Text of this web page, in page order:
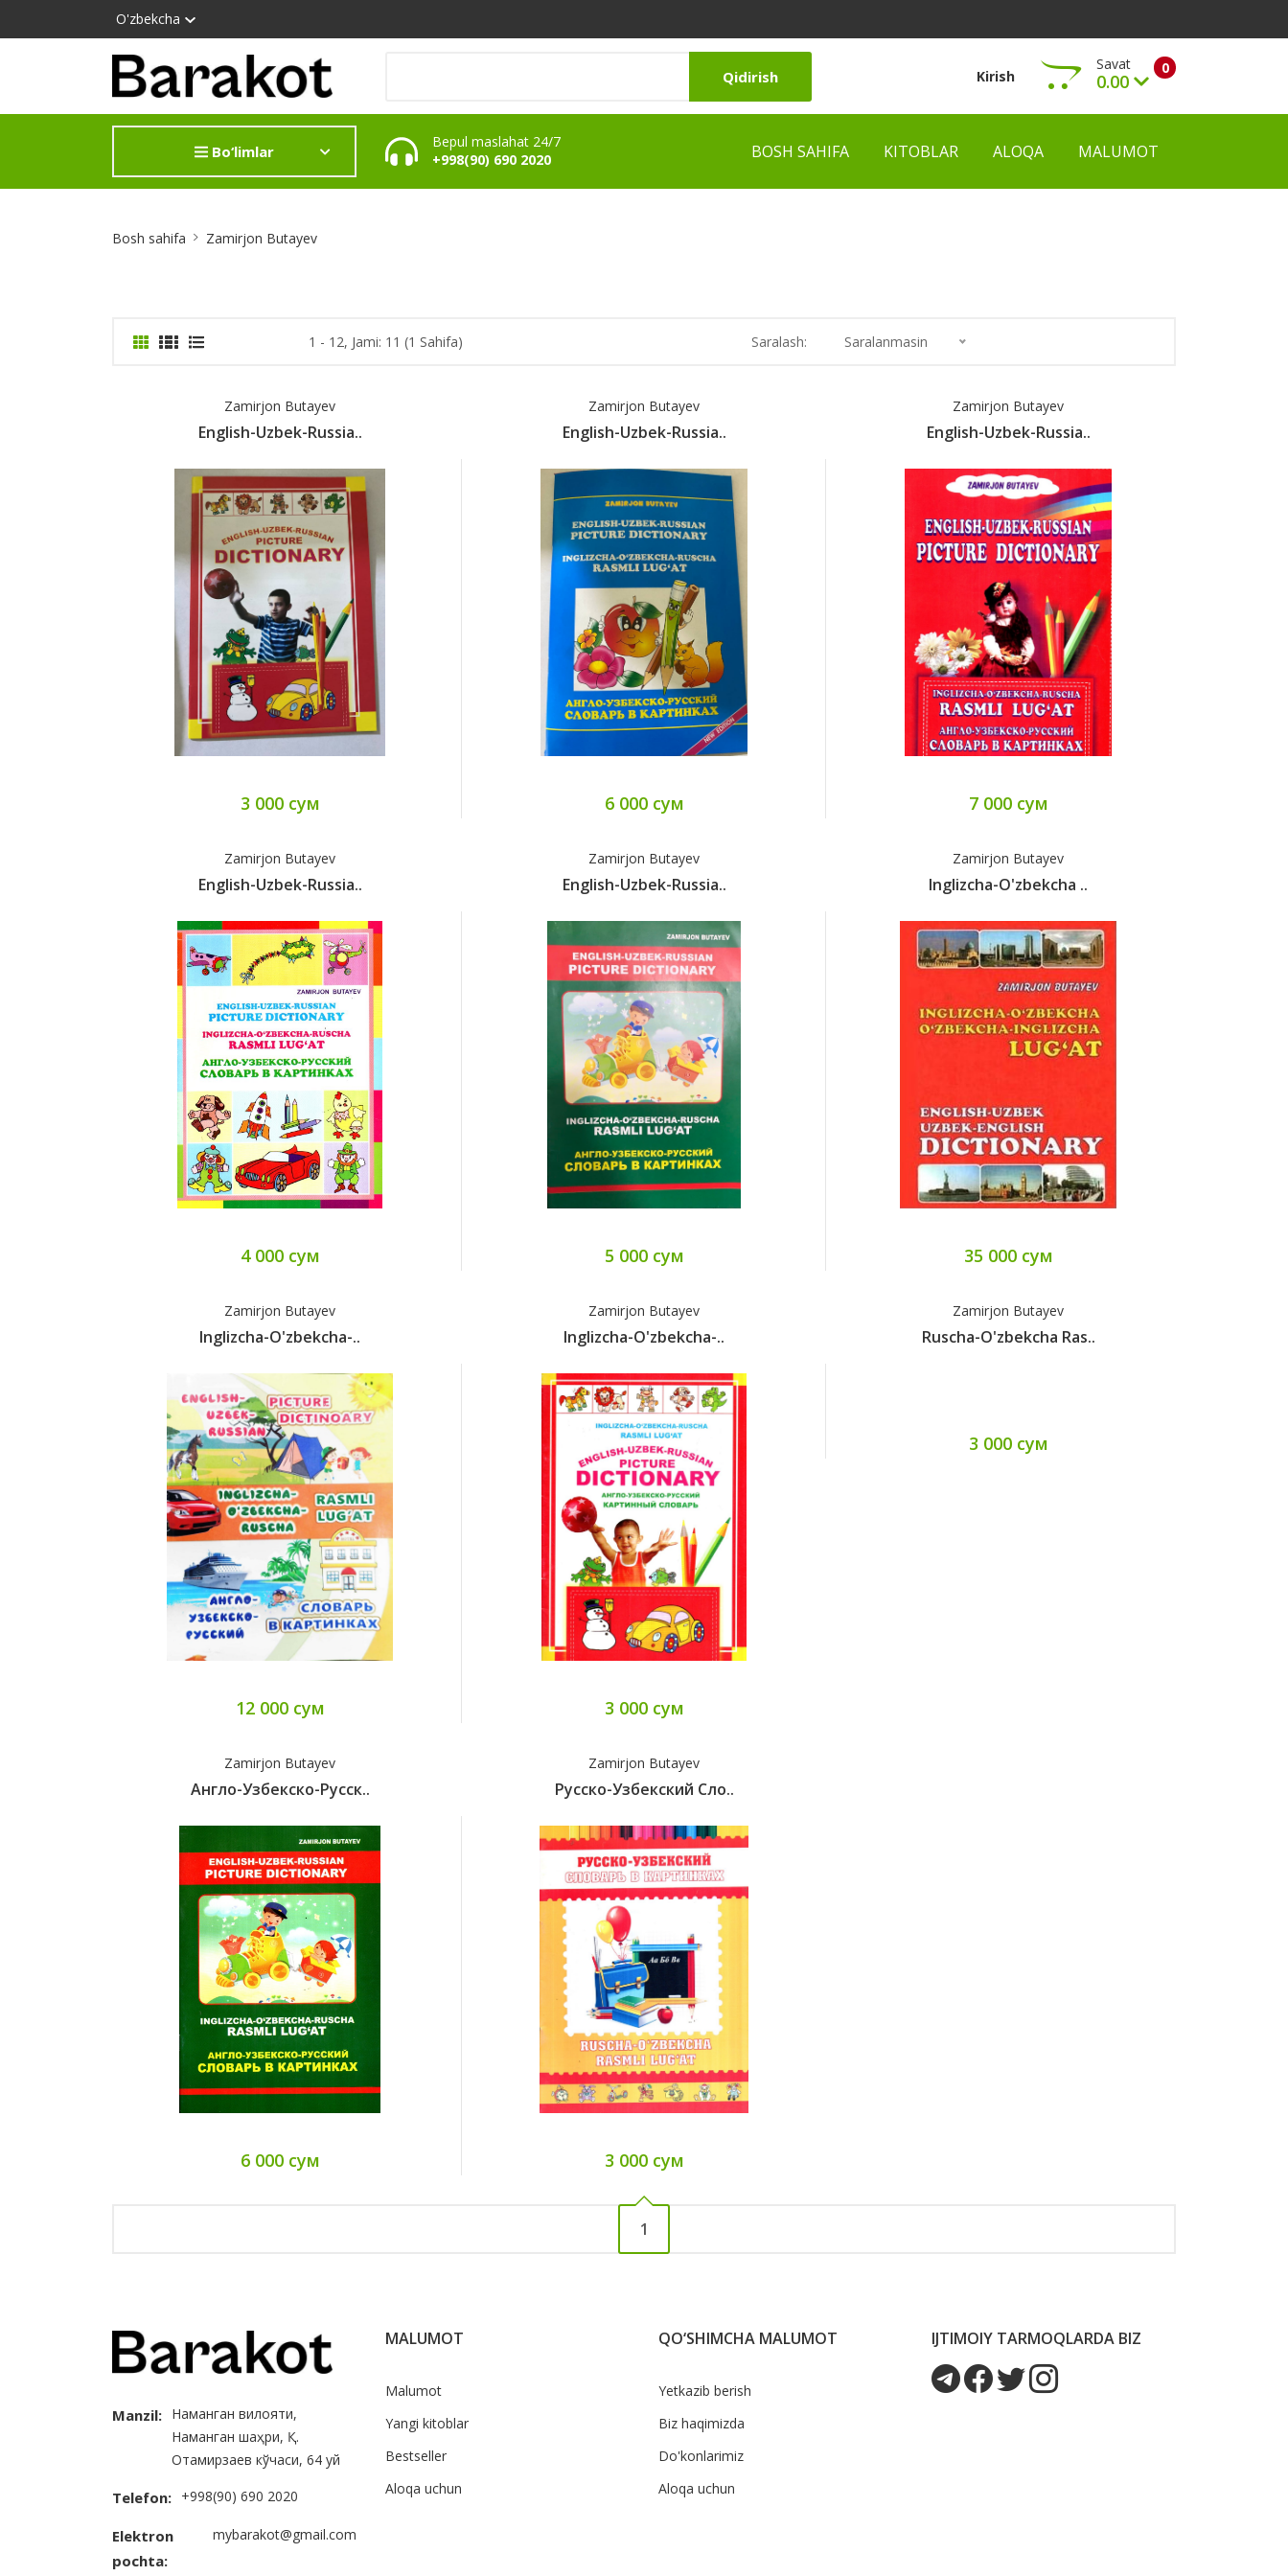
O'zbekcha
Qidirish Kirish 0
Savat
0.00
Ko‘rish
Bo‘limlar
Bepul maslahat 24/7
+998(90) 690 2020
BOSH SAHIFA KITOBLAR ALOQA MALUMOT
Bosh sahifa Zamirjon Butayev
1 - 12, Jami: 11 (1 Sahifa) Saralash: Saralanmasin
Zamirjon Butayev
English-Uzbek-Russia..
3 000 сум
Zamirjon Butayev
English-Uzbek-Russia..
6 000 сум
Zamirjon Butayev
English-Uzbek-Russia..
7 000 сум
Zamirjon Butayev
English-Uzbek-Russia..
4 000 сум
Zamirjon Butayev
English-Uzbek-Russia..
5 000 сум
Zamirjon Butayev
Inglizcha-O'zbekcha ..
35 000 сум
Zamirjon Butayev
Inglizcha-O'zbekcha-..
12 000 сум
Zamirjon Butayev
Inglizcha-O'zbekcha-..
3 000 сум
Zamirjon Butayev
Ruscha-O'zbekcha Ras..
3 000 сум
Zamirjon Butayev
Англо-Узбекско-Русск..
6 000 сум
Zamirjon Butayev
Русско-Узбекский Сло..
3 000 сум
1
Manzil: Наманган вилояти,
Наманган шаҳри, Қ.
Отамирзаев кўчаси, 64 уй
Telefon: +998(90) 690 2020
Elektron
pochta:
mybarakot@gmail.com
MALUMOT
Malumot
Yangi kitoblar
Bestseller
Aloqa uchun
QO‘SHIMCHA MALUMOT
Yetkazib berish
Biz haqimizda
Do'konlarimiz
Aloqa uchun
IJTIMOIY TARMOQLARDA BIZ